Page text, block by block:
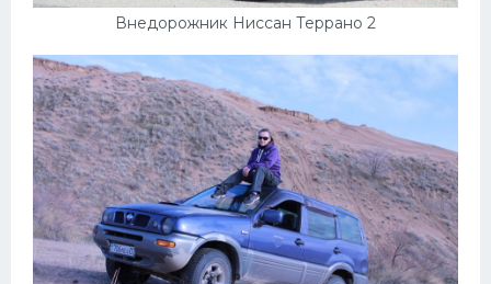
Внедорожник Ниссан Террано 2